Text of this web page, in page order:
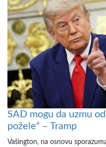
SAD mogu da uzmu
požele“ – Tramp
Vašington, na osnovu